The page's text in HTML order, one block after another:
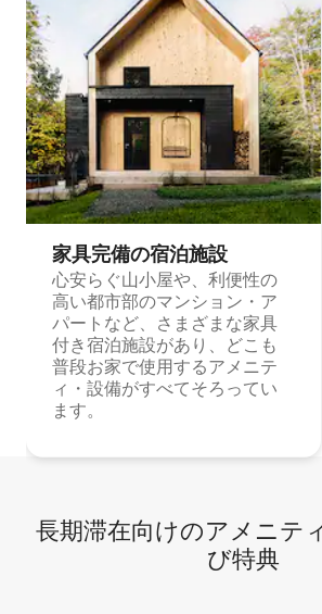
家具完備の宿⁠泊⁠施⁠設
心安らぐ山小屋や、利便性の
高い都市部のマンション・ア
パートなど、さまざまな家具
付き宿泊施設があり、どこも
普段お家で使用するアメニテ
ィ・設備がすべてそろってい
ます。
長期滞在向け⁠のア⁠メ⁠ニ⁠テ⁠
び特⁠典